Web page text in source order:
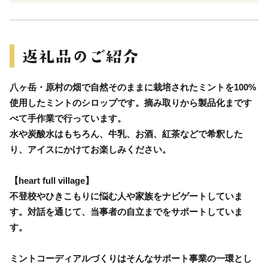
八ヶ岳・原村の畑で自然そのままに栽培されたミントを100%
使用したミントのシロップです。摘み取りから製品化まです
べて手作業で行っています。
水や炭酸水はもちろん、牛乳、お酒、紅茶などで希釈した
り、アイスにかけてお楽しみください。
【heart full village】
不登校やひきこもりに悩む人や家族をナビゲートしていま
す。対話を通じて、当事者の自立までをサポートしていま
す。
ミントコーディアルづくりはそんなサポート事業の一環とし